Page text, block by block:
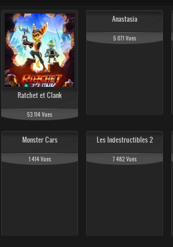
Ratchet et Clank
53 114 Vues
Anastasia
5 071 Vues
Monster Cars
1 414 Vues
Les Indestructibles 2
7 482 Vues